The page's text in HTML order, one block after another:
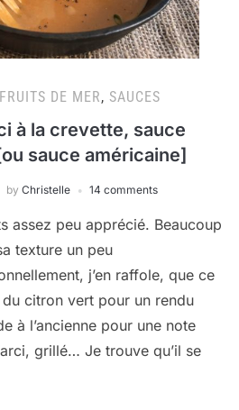
DE MER, SAUCES
à la crevette, sauce
sauce américaine]
by Christelle 14 comments
assez peu apprécié. Beaucoup
texture un peu
j’en raffole, que ce
citron vert pour un rendu
à l’ancienne pour une note
grillé… Je trouve qu’il se